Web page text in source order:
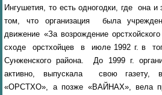
Ингушетия, то есть одногодки, где она и
том, что организация была
движение «За возрождение
сходе орстхойцев в июле 1992 г. в
Сунженского района. До 1999 г.
активно, выпускала свою газету,
«ОРСТХО», а позже «ВАЙНАХ», вела